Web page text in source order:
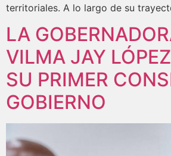
territoriales. A lo largo de su
LA
VILMA JAY
SU PRIMER
GOBIERNO